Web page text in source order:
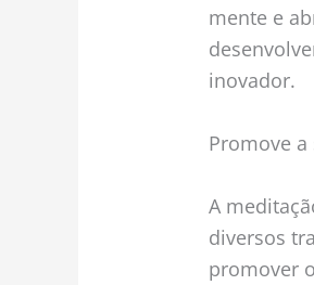
mente e
inovador.
Promove
A
diversos
promover